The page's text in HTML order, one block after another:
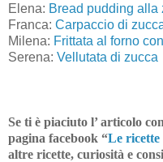
Elena: Bread pudding alla
Franca: Carpaccio di
Milena: Frittata al forno
Serena: Vellutata di zucca
Se ti è piaciuto l’ articolo
pagina facebook “Le ricette
altre ricette, curiosità e